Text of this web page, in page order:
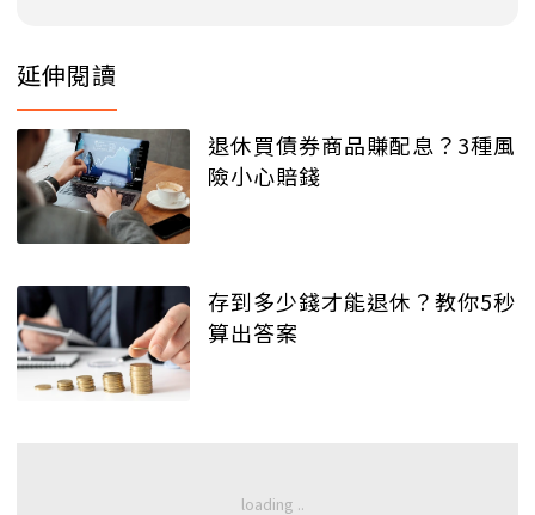
延伸閱讀
退休買債券商品賺配息？3種風
險小心賠錢
存到多少錢才能退休？教你5秒
算出答案